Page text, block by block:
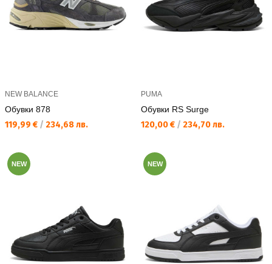
NEW BALANCE
Обувки 878
Текуща цена:
119,99 € / 234,68 лв.
PUMA
Обувки RS Surge
Текуща цена:
120,00 € / 234,70 лв.
NEW NEW